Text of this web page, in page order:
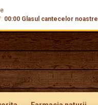
00:00 Glasul cantecelor noastre